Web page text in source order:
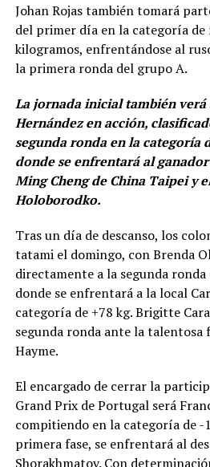
Johan Rojas también tomará
del primer día en la categoría de
kilogramos, enfrentándose al
la primera ronda del grupo A.
La jornada inicial también verá
Hernández en acción,
segunda ronda en la categoría
donde se enfrentará al
Ming Cheng de China Taipei y
Holoborodko.
Tras un día de descanso, los
tatami el domingo, con Brenda
directamente a la segunda
donde se enfrentará a la local
categoría de +78 kg. Brigitte
segunda ronda ante la talentosa
Hayme.
El encargado de cerrar la
Grand Prix de Portugal será
compitiendo en la categoría de -
primera fase, se enfrentará al
Shorakhmatov. Con